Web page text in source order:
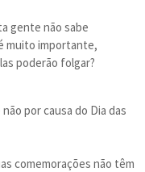
gente não sabe
muito importante,
poderão folgar?
por causa do Dia das
comemorações não têm